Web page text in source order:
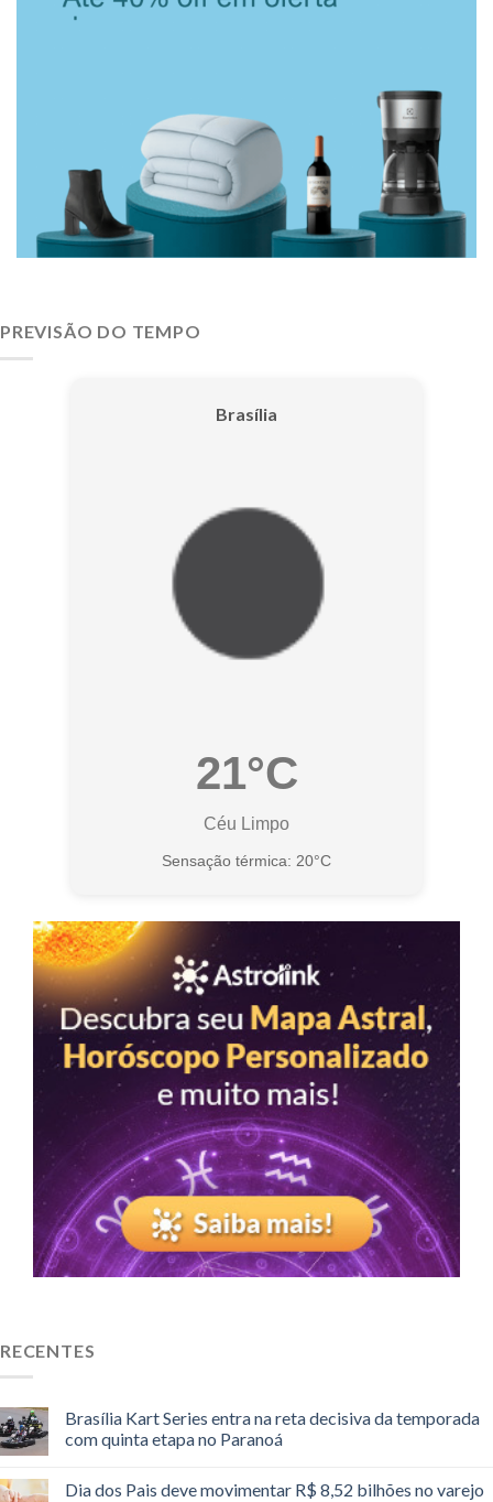
PREVISÃO DO TEMPO
Brasília
21°C
Céu Limpo
Sensação térmica: 20°C
RECENTES
Brasília Kart Series entra na reta decisiva da temporada
com quinta etapa no Paranoá
Dia dos Pais deve movimentar R$ 8,52 bilhões no varejo